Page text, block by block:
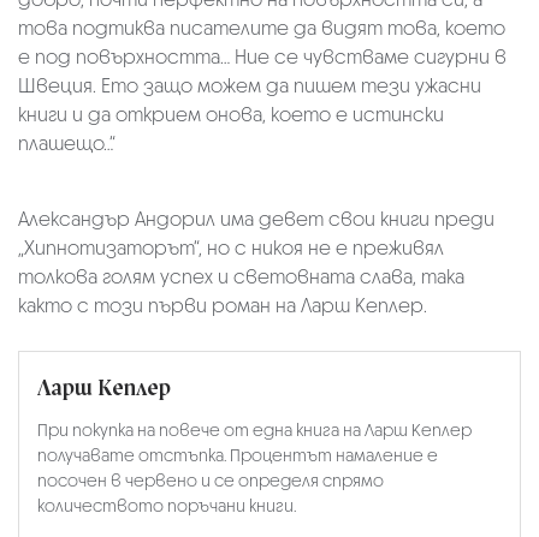
това подтиква писателите да видят това, което
е под повърхността… Ние се чувстваме сигурни в
Швеция. Ето защо можем да пишем тези ужасни
книги и да открием онова, което е истински
плашещо…“
Александър Андорил има девет свои книги преди
„Хипнотизаторът“, но с никоя не е преживял
толкова голям успех и световната слава, така
както с този първи роман на Ларш Кеплер.
Ларш Кеплер
При покупка на повече от една книга на Ларш Кеплер
получавате отстъпка. Процентът намаление е
посочен в червено и се определя спрямо
количеството поръчани книги.